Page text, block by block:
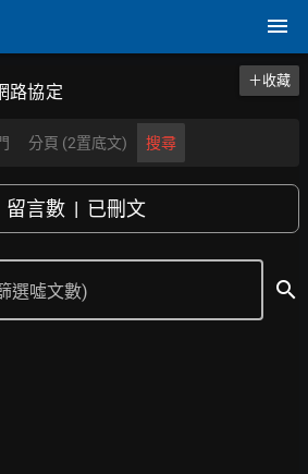
路協定
＋收藏
分頁 (2置底文) 搜尋
留言數 | 已刪文
選噓文數) search